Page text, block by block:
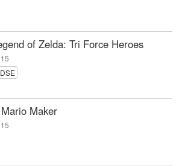
of Zelda: Tri Force Heroes
Maker